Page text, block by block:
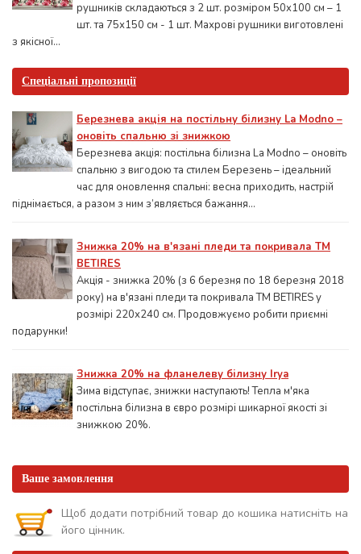
рушників складаються з 2 шт. розміром 50x100 см – 1
шт. та 75х150 см - 1 шт. Махрові рушники виготовлені
з якісної...
Спеціальні пропозиції
Березнева акція на постільну білизну La Modno –
оновіть спальню зі знижкою
Березнева акція: постільна білизна La Modno – оновіть
спальню з вигодою та стилем Березень – ідеальний
час для оновлення спальні: весна приходить, настрій
піднімається, а разом з ним з’являється бажання...
Знижка 20% на в'язані пледи та покривала ТМ
BETIRES
Акція - знижка 20% (з 6 березня по 18 березня 2018
року) на в'язані пледи та покривала ТМ BETIRES у
розмірі 220х240 см. Продовжуємо робити приємні
подарунки!
Знижка 20% на фланелеву білизну Irya
Зима відступає, знижки наступають! Тепла м'яка
постільна білизна в євро розмірі шикарної якості зі
знижкою 20%.
Ваше замовлення
Щоб додати потрібний товар до кошика натисніть на
його цінник.